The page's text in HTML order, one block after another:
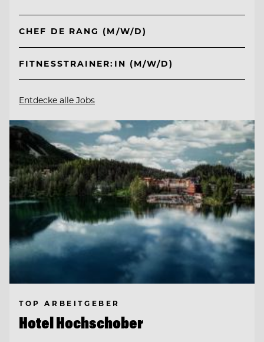
CHEF DE RANG (M/W/D)
FITNESSTRAINER:IN (M/W/D)
Entdecke alle Jobs
TOP ARBEITGEBER
Hotel Hochschober